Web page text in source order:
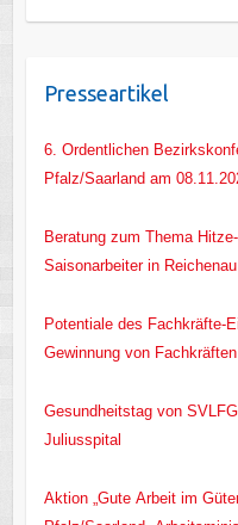
Presseartikel
6. Ordentlichen
Pfalz/Saarland am
Beratung zum Thema
Saisonarbeiter in Reichenau
Potentiale des Fachkräfte-
Gewinnung von
Gesundheitstag von
Juliusspital
Aktion „Gute Arbeit im